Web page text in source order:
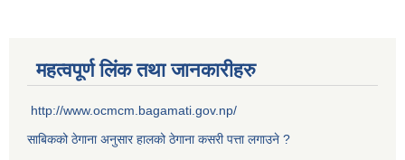
महत्वपूर्ण लिंक तथा जानकारीहरु
http://www.ocmcm.bagamati.gov.np/
साबिकको ठेगाना अनुसार हालको ठेगाना कसरी पत्ता लगाउने ?